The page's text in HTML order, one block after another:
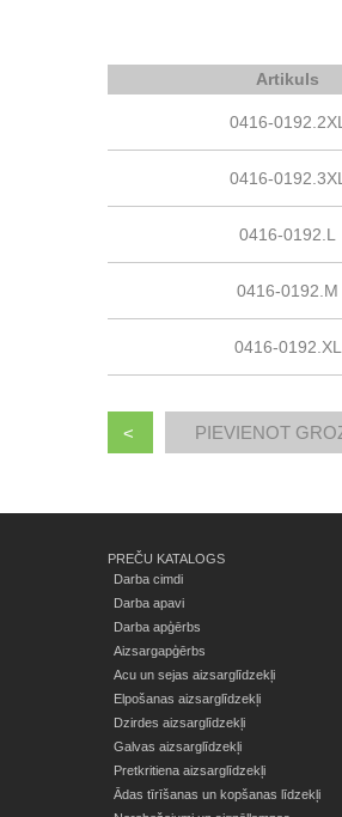
Artikuls
0416-0192.2XL
0416-0192.3XL
0416-0192.L
0416-0192.M
0416-0192.XL
<
PREČU KATALOGS
Darba cimdi
Darba apavi
Darba apģērbs
Aizsargapģērbs
Acu un sejas aizsarglīdzekļi
Elpošanas aizsarglīdzekļi
Dzirdes aizsarglīdzekļi
Galvas aizsarglīdzekļi
Pretkritiena aizsarglīdzekļi
Ādas tīrīšanas un kopšanas līdzekļi